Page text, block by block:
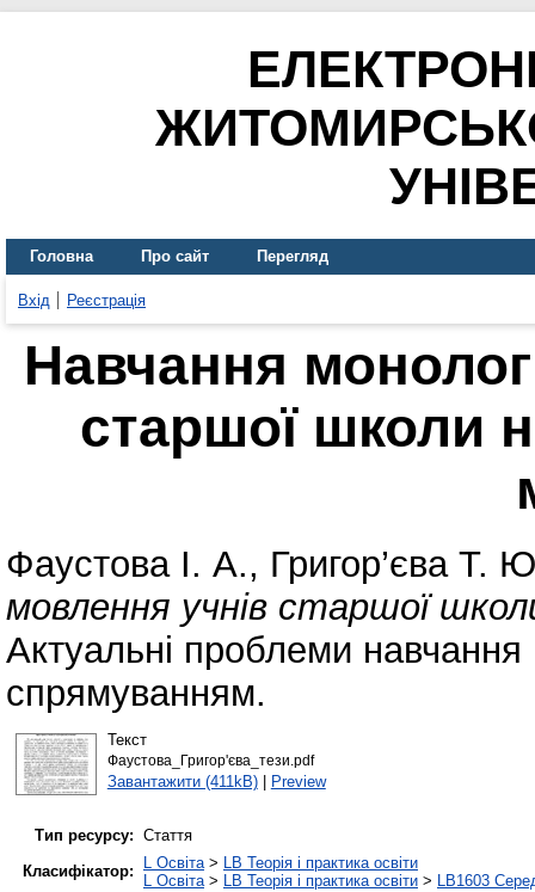
Головна Про сайт Перегляд
Вхід Реєстрація
Навчання
старшої школи
Фаустова І. А., Григор’єва Т.
мовлення учнів старшої
Актуальні проблеми
спрямуванням.
Текст
Фаустова_Григор'єва_тези.pdf
Завантажити (411kB)| Preview
Тип ресурсу: Стаття
Класифікатор:
L Освіта> LB Теорія і практика освіти
L Освіта> LB Теорія і практика освіти > LB1603